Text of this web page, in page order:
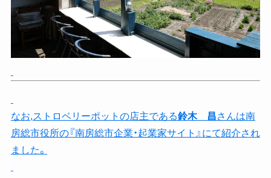
なお,ストロベリーポットの店主である鈴木 昌さんは南
房総市役所の『南房総市企業・起業家サイト』にて紹介され
ました。